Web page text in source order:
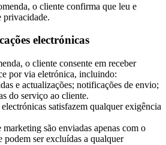
o cliente confirma que leu e
privacidade.
electrónicas
o cliente consente em receber
por via eletrónica, incluindo:
e actualizações; notificações de envio;
do serviço ao cliente.
satisfazem qualquer exigência
são enviadas apenas com o
podem ser excluídas a qualquer